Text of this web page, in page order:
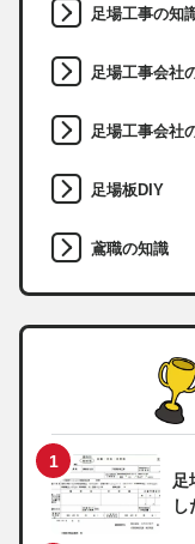
足場工事の知
足場工事会社
足場工事会社
足場板DIY
鳶職の知識
足